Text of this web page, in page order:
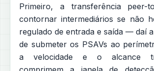
Primeiro, a transferência peer-
contornar intermediários se não
regulado de entrada e saída — daí
de submeter os PSAVs ao
a velocidade e o alcance